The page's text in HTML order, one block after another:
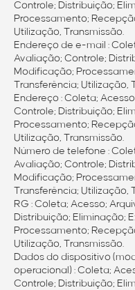
Controle; Distribuição;
Processamento;
Utilização, Transmissão.
Endereço de e-mail :
Avaliação; Controle;
Modificação;
Transferência; Utilização,
Endereço : Coleta;
Controle; Distribuição;
Processamento;
Utilização, Transmissão.
Número de telefone :
Avaliação; Controle;
Modificação;
Transferência; Utilização,
RG : Coleta; Acesso;
Distribuição; Eliminação;
Processamento;
Utilização, Transmissão.
Dados do dispositivo
operacional) : Coleta;
Controle; Distribuição;